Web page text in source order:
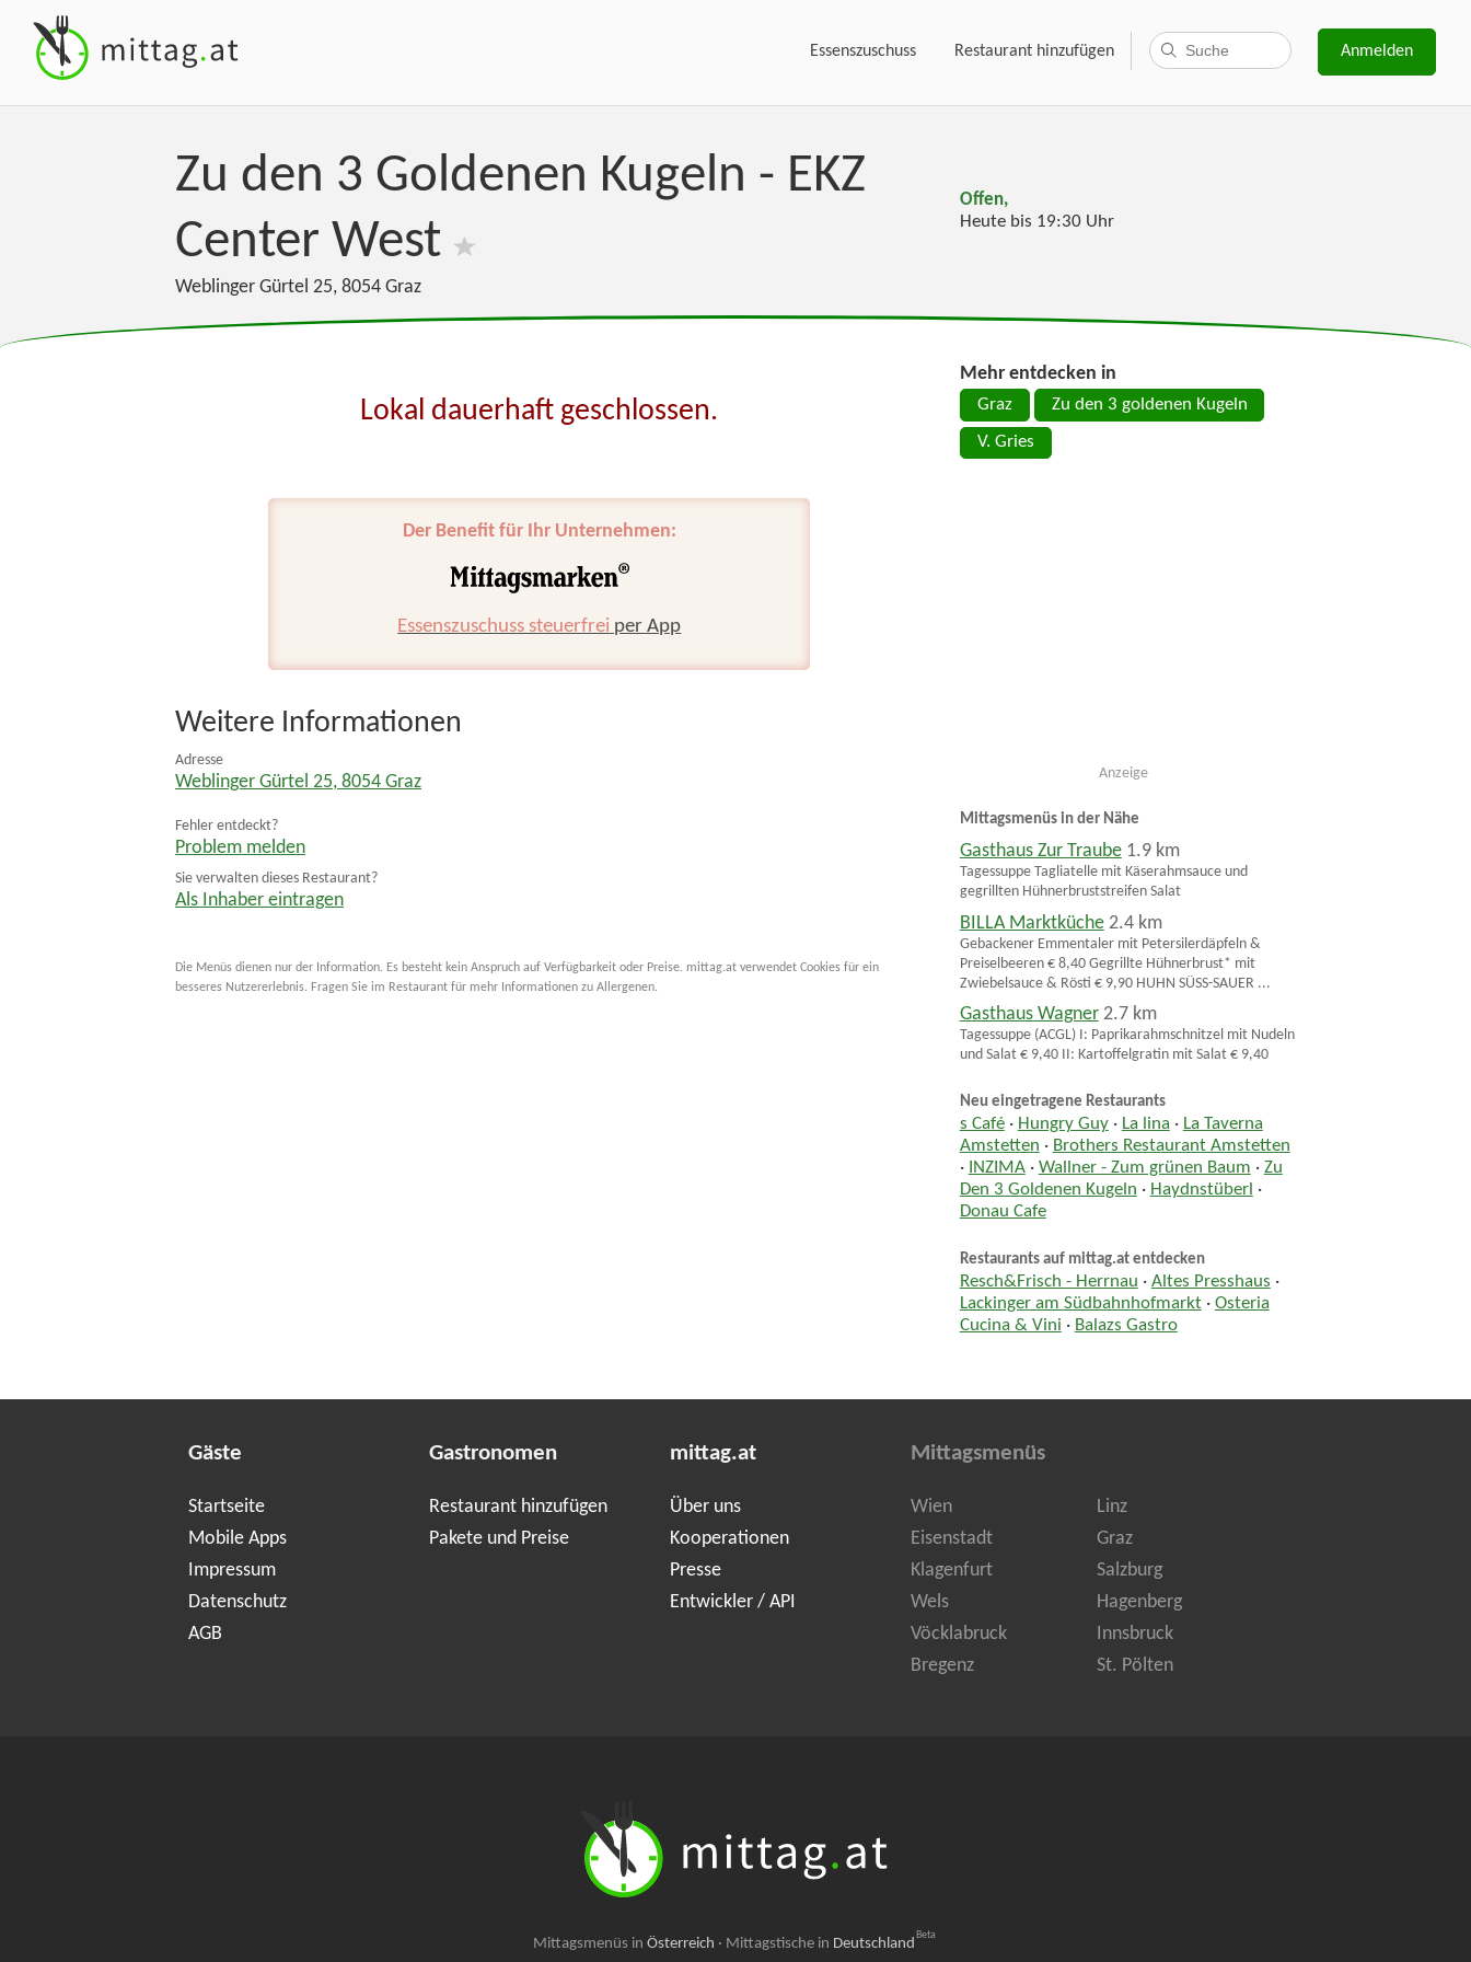
Essenszuschuss Restaurant hinzufügen Anmelden
Zu den 3 Goldenen Kugeln - EKZ
Center West
Weblinger Gürtel 25, 8054 Graz
Offen,
Heute bis 19:30 Uhr
Lokal dauerhaft geschlossen.
Der Benefit für Ihr Unternehmen:
Essenszuschuss steuerfrei per App
Weitere Informationen
Adresse
Weblinger Gürtel 25, 8054 Graz
Fehler entdeckt?
Problem melden
Sie verwalten dieses Restaurant?
Als Inhaber eintragen
Die Menüs dienen nur der Information. Es besteht kein Anspruch auf Verfügbarkeit oder Preise. mittag.at verwendet Cookies für ein
besseres Nutzererlebnis. Fragen Sie im Restaurant für mehr Informationen zu Allergenen.
Mehr entdecken in
Graz Zu den 3 goldenen Kugeln
V. Gries
Anzeige
Mittagsmenüs in der Nähe
Gasthaus Zur Traube 1.9 km
Tagessuppe Tagliatelle mit Käserahmsauce und
gegrillten Hühnerbruststreifen Salat
BILLA Marktküche 2.4 km
Gebackener Emmentaler mit Petersilerdäpfeln &
Preiselbeeren € 8,40 Gegrillte Hühnerbrust* mit
Zwiebelsauce & Rösti € 9,90 HUHN SÜSS-SAUER ...
Gasthaus Wagner 2.7 km
Tagessuppe (ACGL) I: Paprikarahmschnitzel mit Nudeln
und Salat € 9,40 II: Kartoffelgratin mit Salat € 9,40
Neu eingetragene Restaurants
s Café· Hungry Guy· La lina · La Taverna
Amstetten · Brothers Restaurant Amstetten
· INZIMA· Wallner - Zum grünen Baum · Zu
Den 3 Goldenen Kugeln · Haydnstüberl ·
Donau Cafe
Restaurants auf mittag.at entdecken
Resch&Frisch - Herrnau · Altes Presshaus ·
Lackinger am Südbahnhofmarkt· Osteria
Cucina & Vini · Balazs Gastro
Gäste
Startseite
Mobile Apps
Impressum
Datenschutz
AGB
Gastronomen
Restaurant hinzufügen
Pakete und Preise
mittag.at
Über uns
Kooperationen
Presse
Entwickler / API
Mittagsmenüs
Wien
Linz
Eisenstadt
Graz
Klagenfurt
Salzburg
Wels
Hagenberg
Vöcklabruck
Innsbruck
Bregenz
St. Pölten
Mittagsmenüs in Österreich · Mittagstische in Deutschland Beta